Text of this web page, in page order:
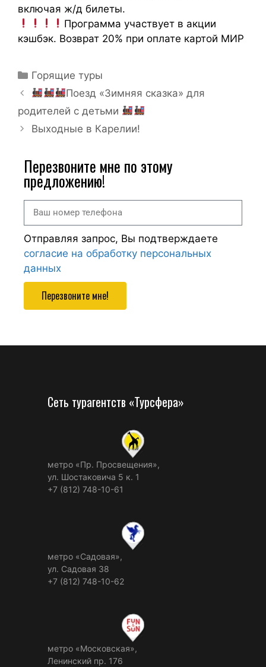
включая ж/д билеты.
Программа участвует в акции
кэшбэк. Возврат 20% при оплате картой МИР
Горящие туры
Поезд «Зимняя сказка» для
родителей с детьми
Выходные в Карелии!
Перезвоните мне по этому
предложению!
Отправляя запрос, Вы подтверждаете
согласие на обработку персональных
данных
Перезвоните мне!
Сеть турагентств «Турсфера»
метро «Пр. Просвещения»,
ул. Шостаковича 5 к. 1
+7 (812) 748-10-61
метро «Садовая»,
ул. Садовая 38
+7 (812) 748-10-62
метро «Московская»,
Ленинский пр. 176